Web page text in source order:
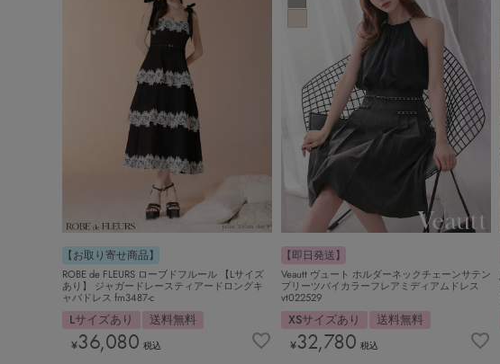
【お取り寄せ商品】
ROBE de FLEURS ローブドフルール 【Lサイズ
あり】 ジャガードレースティアードロングキ
ャバドレス fm3487-c
Lサイズあり 送料無料
¥36,080 税込
【即日発送】
Veautt ヴュート ホルダーネックチェーンサテン
プリーツバイカラーフレアミディアムドレス
vt022529
XSサイズあり 送料無料
¥32,780 税込